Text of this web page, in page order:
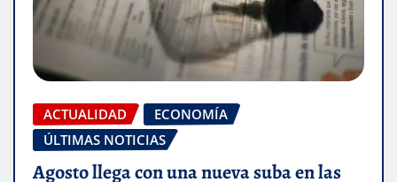
ACTUALIDAD
ECONOMÍA
ÚLTIMAS NOTICIAS
Agosto llega con una nueva suba en las